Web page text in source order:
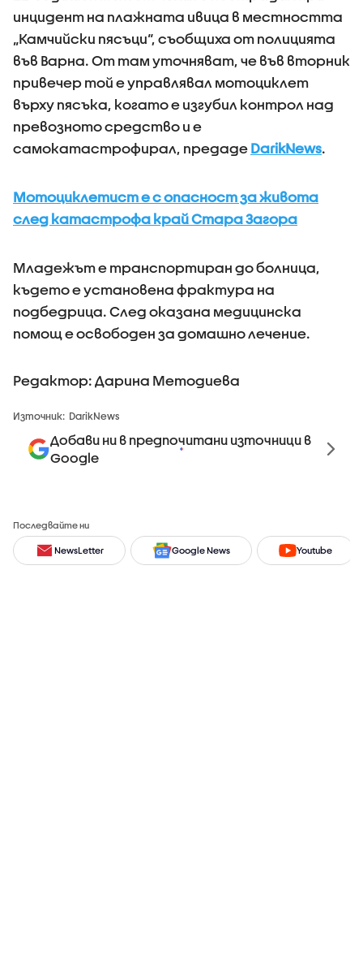
инцидент на плажната ивица в местността
„Камчийски пясъци“, съобщиха от полицията
във Варна. От там уточняват, че във вторник
привечер той е управлявал мотоциклет
върху пясъка, когато е изгубил контрол над
превозното средство и е
самокатастрофирал, предаде DarikNews.
Мотоциклетист е с опасност за живота
след катастрофа край Стара Загора
Младежът е транспортиран до болница,
където е установена фрактура на
подбедрица. След оказана медицинска
помощ е освободен за домашно лечение.
Редактор: Дарина Методиева
Източник: DarikNews
Добави ни в предпочитани източници в
Google
Последвайте ни
NewsLetter Google News Youtube